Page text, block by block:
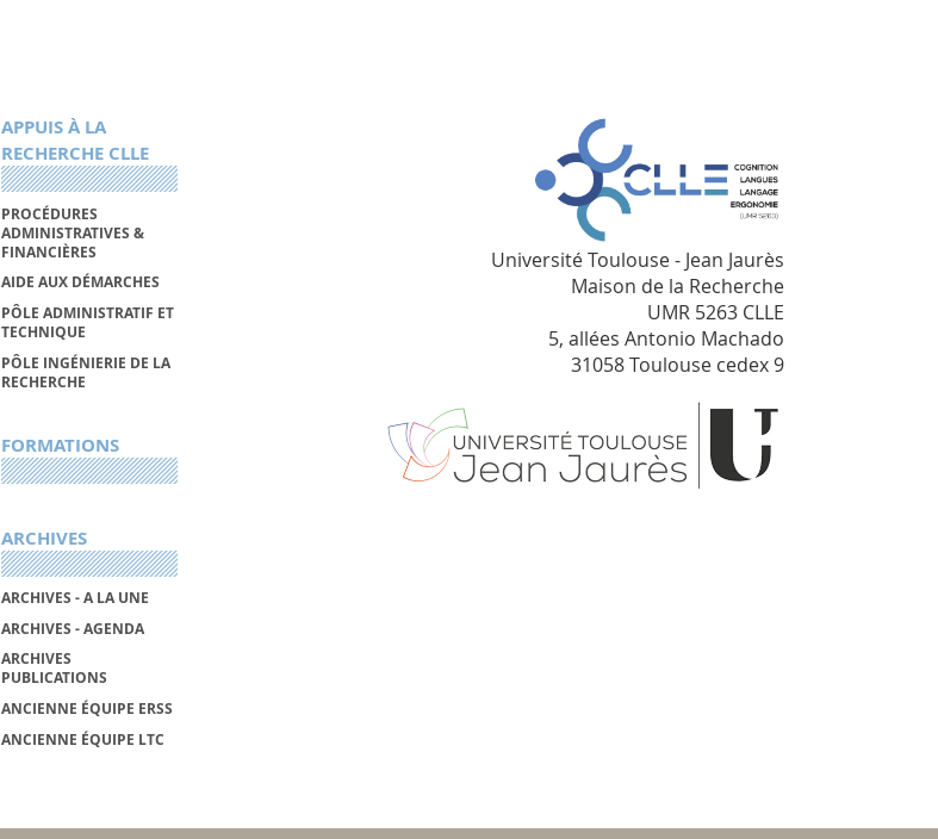
APPUIS À LA
RECHERCHE CLLE
PROCÉDURES
ADMINISTRATIVES &
FINANCIÈRES
AIDE AUX DÉMARCHES
PÔLE ADMINISTRATIF ET
TECHNIQUE
PÔLE INGÉNIERIE DE LA
RECHERCHE
FORMATIONS
ARCHIVES
ARCHIVES - A LA UNE
ARCHIVES - AGENDA
ARCHIVES
PUBLICATIONS
ANCIENNE ÉQUIPE ERSS
ANCIENNE ÉQUIPE LTC
Université Toulouse - Jean Jaurès
Maison de la Recherche
UMR 5263 CLLE
5, allées Antonio Machado
31058 Toulouse cedex 9